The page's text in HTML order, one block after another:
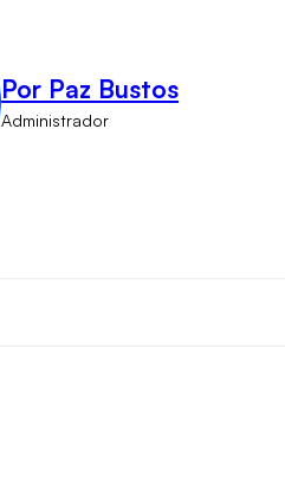
Por Paz Bustos
Administrador